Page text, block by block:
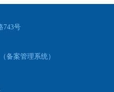
743号
备案管理系统）